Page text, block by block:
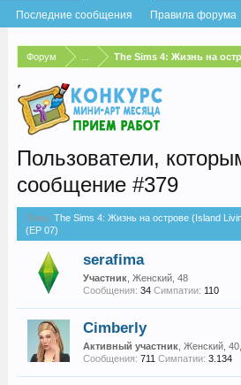
Форум The Sims 4: Жизнь на
Пользователи,
сообщение #379
Тема: The Sims 4: Жизнь на острове (Island
(EP 07)
serafima
Участник, Женский, 48
Сообщения: 34 Симпатии: 110
Cimberly
Активный участник, Женский, 40,
Сообщения: 711 Симпатии: 3.134
Последние сообщения Правила форума